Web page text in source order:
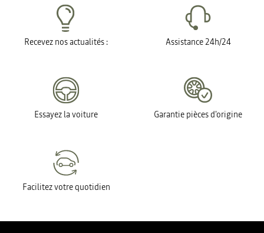
Recevez nos actualités : Assistance 24h/24
Essayez la voiture Garantie pièces d'origine
Facilitez votre quotidien